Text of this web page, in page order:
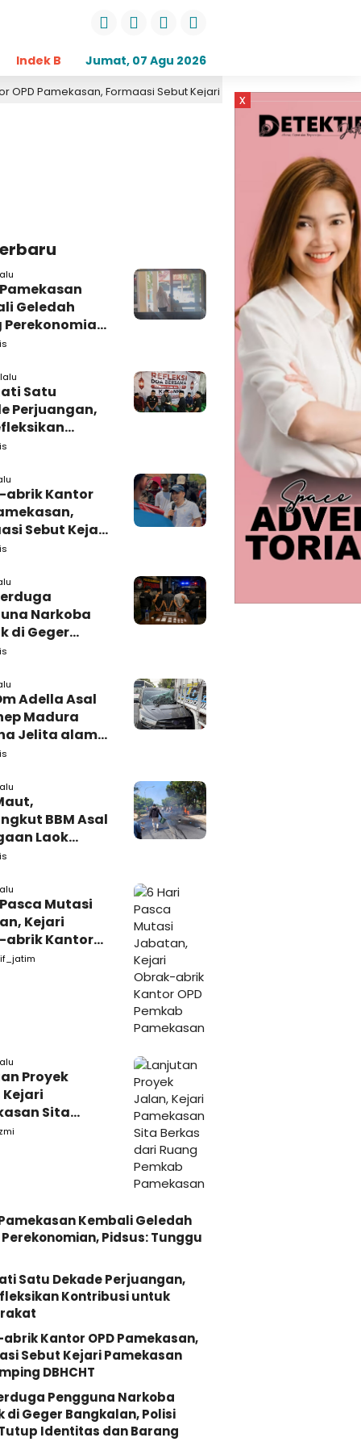
Indek Berita Opini Daerah
Jumat, 07 Agu 2026
Formaasi Sebut Kejari Pamekasan Pendamping DBHCHT
Geledah
Perekonomian,
Tunggu Saja!
Satu
Perjuangan,
untuk
abrik Kantor
Sebut Kejari
Narkoba
di Geger
Polisi
Bukti
Adella Asal
Madura
Jelita alami
di
BBM Asal
Laok
Mutasi
Kejari
abrik Kantor
Proyek
Sita
dari Ruang
Kembali Geledah
Pidsus: Tunggu
Satu Dekade Perjuangan,
Kontribusi untuk
Kantor OPD Pamekasan,
Sebut Kejari Pamekasan
DBHCHT
Pengguna Narkoba
di Geger Bangkalan, Polisi
Identitas dan Barang
x